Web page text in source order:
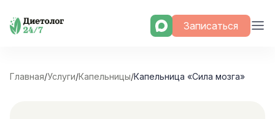
Skip
Записаться
Главная/Услуги/Капельницы/Капельница «Сила мозга»